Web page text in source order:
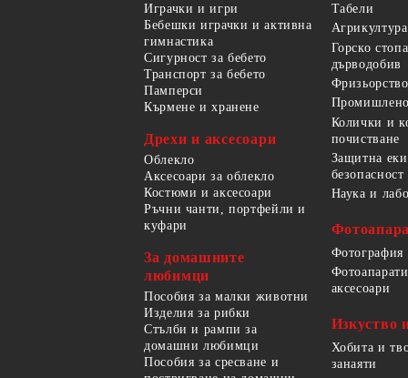
Играчки и игри
Бебешки играчки и активна
гимнастика
Сигурност за бебето
Транспорт за бебето
Памперси
Кърмене и хранене
Дрехи и аксесоари
Облекло
Аксесоари за облекло
Костюми и аксесоари
Ръчни чанти, портфейли и
куфари
За домашните
любимци
Пособия за малки животни
Изделия за рибки
Стълби и рампи за
домашни любимци
Пособия за сресване и
Табели
Агрикултура
Горско
дърводобив
Колички и
почистване
Защитна
Наука и
Фотография
аксесоари
Изкуство
Хобита и
занаяти